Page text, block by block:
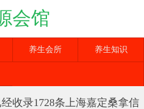
会馆
养生会所 养生知识
收录1728条上海嘉定桑拿信